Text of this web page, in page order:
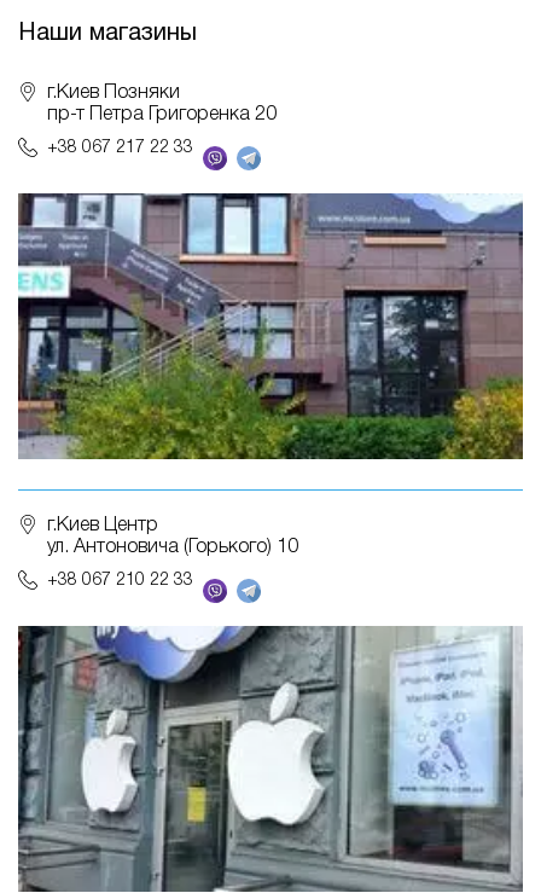
Наши магазины
г.Киев Позняки
пр-т Петра Григоренка 20
+38 067 217 22 33
г.Киев Центр
ул. Антоновича (Горького) 10
+38 067 210 22 33